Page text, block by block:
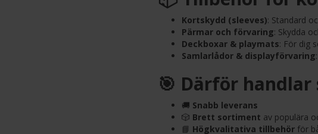
Kortskydd (sleeves): Standard
Pärmar och förvaring: Skydda
Deckboxar & playmats: För dig
Samlarlådor & displayförvaring
🎯 Därför handlar
🚚 Snabb leverans
🎲 Brett sortiment av populära
📘 Högkvalitativa tillbehör för